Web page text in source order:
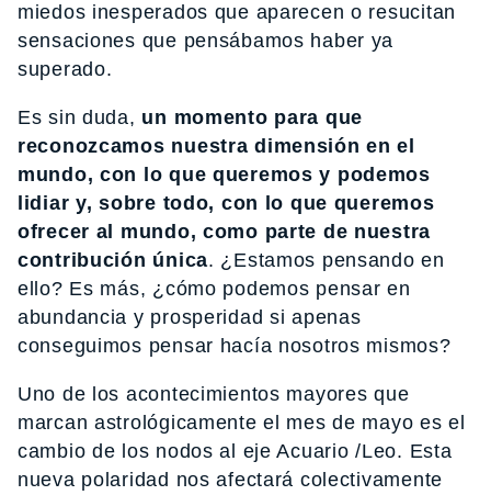
miedos inesperados que aparecen o resucitan
sensaciones que pensábamos haber ya
superado.
Es sin duda, un momento para que
reconozcamos nuestra dimensión en el
mundo, con lo que queremos y podemos
lidiar y, sobre todo, con lo que queremos
ofrecer al mundo, como parte de nuestra
contribución única. ¿Estamos pensando en
ello? Es más, ¿cómo podemos pensar en
abundancia y prosperidad si apenas
conseguimos pensar hacía nosotros mismos?
Uno de los acontecimientos mayores que
marcan astrológicamente el mes de mayo es el
cambio de los nodos al eje Acuario /Leo. Esta
nueva polaridad nos afectará colectivamente